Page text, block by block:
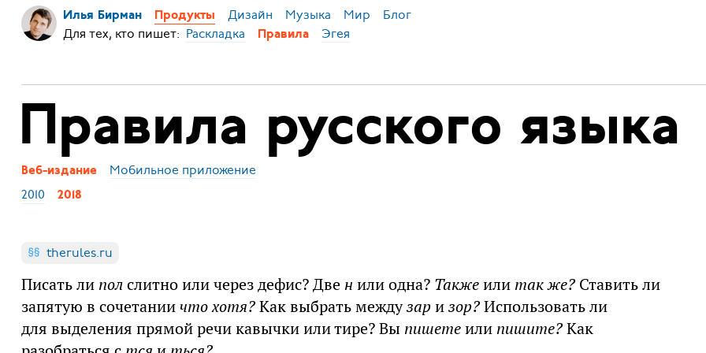
Илья Бирман Продукты Дизайн Музыка Мир Блог
Для тех, кто пишет: Раскладка Правила Эгея
Правила русского языка
Веб-издание
Мобильное приложение
2010
2018
therules.ru
Писать ли полслитно или через дефис? Две н или одна? Такжеили так же?Ставить ли
запятую в сочетаниичто хотя?Как выбрать междузаризор?Использовать ли
для выделения прямой речи кавычки или тире? Вы пишетеили пишите?Как